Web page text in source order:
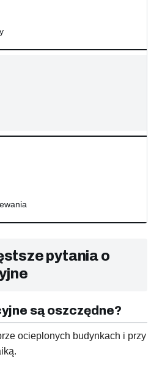
pytania o
są oszczędne?
ocieplonych budynkach i przy